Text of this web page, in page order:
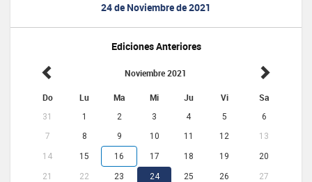
24 de Noviembre de 2021
Ediciones Anteriores
Noviembre 2021
Do Lu Ma Mi Ju Vi Sa
31 1 2 3 4 5
6
7
8 9 10 11 12 13
14 15 16 17 18 19 20
21 22 23 24 25 26
27